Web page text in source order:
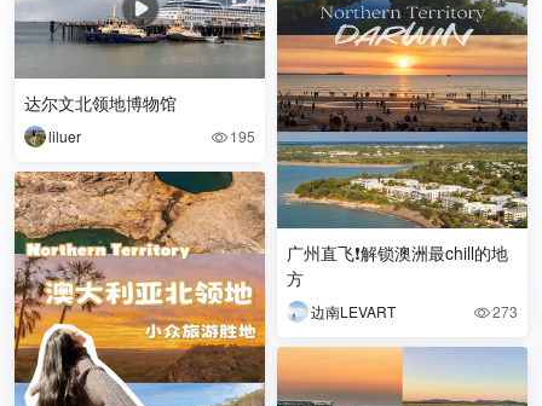
达尔文北领地博物馆
liluer  195
广州直飞❗解锁澳洲最chill的地
方
边南LEVART 273